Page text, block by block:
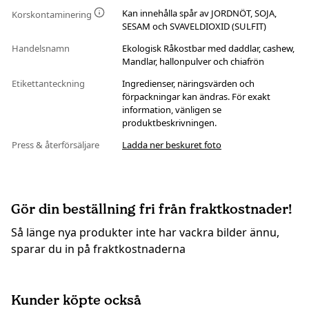
Korskontaminering
Kan innehålla spår av JORDNÖT, SOJA,
SESAM och SVAVELDIOXID (SULFIT)
Handelsnamn
Ekologisk Råkostbar med daddlar, cashew,
Mandlar, hallonpulver och chiafrön
Etikettanteckning
Ingredienser, näringsvärden och
förpackningar kan ändras. För exakt
information, vänligen se
produktbeskrivningen.
Press & återförsäljare
Ladda ner beskuret foto
Gör din beställning fri från fraktkostnader!
Så länge nya produkter inte har vackra bilder ännu,
sparar du in på fraktkostnaderna
Kunder köpte också